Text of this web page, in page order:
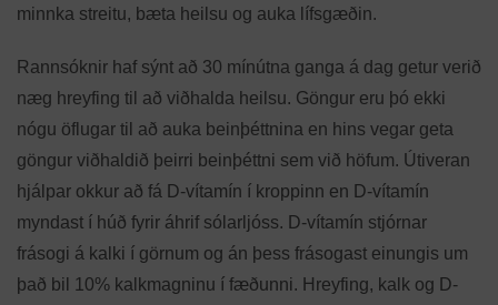
minnka streitu, bæta heilsu og auka lífsgæðin.
Rannsóknir haf sýnt að 30 mínútna ganga á dag getur verið
næg hreyfing til að viðhalda heilsu. Göngur eru þó ekki
nógu öflugar til að auka beinþéttnina en hins vegar geta
göngur viðhaldið þeirri beinþéttni sem við höfum. Útiveran
hjálpar okkur að fá D-vítamín í kroppinn en D-vítamín
myndast í húð fyrir áhrif sólarljóss. D-vítamín stjórnar
frásogi á kalki í görnum og án þess frásogast einungis um
það bil 10% kalkmagninu í fæðunni. Hreyfing, kalk og D-